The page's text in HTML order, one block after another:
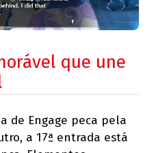
que une
de Engage peca pela
a 17ª entrada está